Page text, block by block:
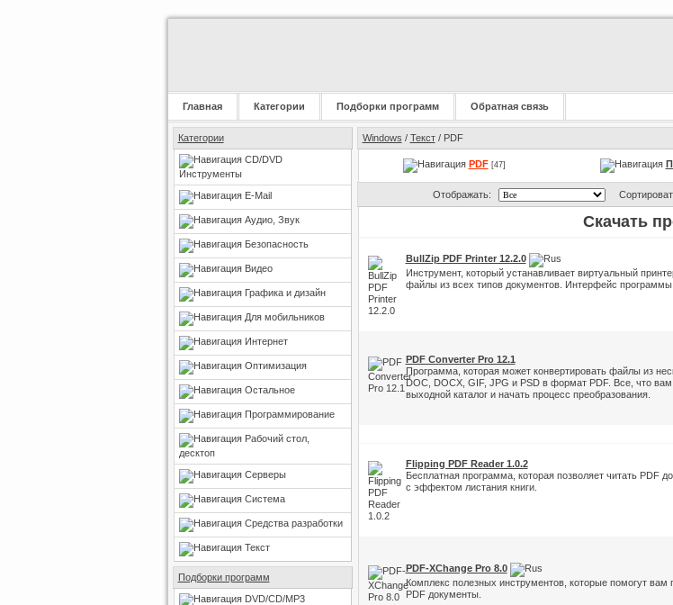
Главная Категории Подборки программ Обратная связь
Категории
CD/DVD
Инструменты
E-Mail
Аудио, Звук
Безопасность
Видео
Графика и дизайн
Для мобильников
Интернет
Оптимизация
Остальное
Программирование
Рабочий стол,
десктоп
Серверы
Система
Средства разработки
Текст
Подборки программ
DVD/CD/MP3
Windows / Текст/ PDF
PDF [47]
Отображать:
Скачать
BullZip PDF Printer 12.2.0
Инструмент, который устанавливает виртуальный
файлы из всех типов документов. Интерфейс программы
PDF Converter Pro 12.1
Программа, которая может конвертировать файлы из
DOC, DOCX, GIF, JPG и PSD в формат PDF. Все, что вам
выходной каталог и начать процесс преобразования.
Flipping PDF Reader 1.0.2
Бесплатная программа, которая позволяет читать PDF
с эффектом листания книги.
PDF-XChange Pro 8.0
Комплекс полезных инструментов, которые помогут вам
PDF документы.